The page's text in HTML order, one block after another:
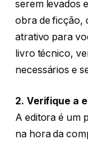
serem levados
obra de ficção,
atrativo para
livro técnico,
necessários e
2. Verifique a
A editora é um
na hora da